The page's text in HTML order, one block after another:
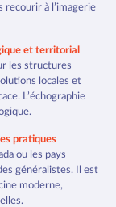
recourir à l’imagerie
et territorial
les structures
locales et
L’échographie
pratiques
ou les pays
généralistes. Il est
moderne,